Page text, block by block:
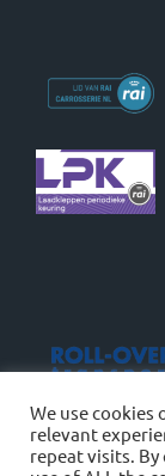
We use cookies
relevant
repeat visits. By